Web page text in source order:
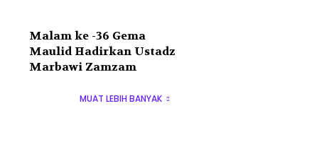
Malam ke -36 Gema
Maulid Hadirkan Ustadz
Marbawi Zamzam
MUAT LEBIH BANYAK